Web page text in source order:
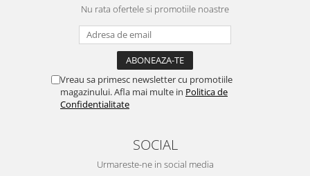
Nu rata ofertele si promotiile noastre
Vreau sa primesc newsletter cu promotiile
magazinului. Afla mai multe in Politica de
Confidentialitate
SOCIAL
Urmareste-ne in social media